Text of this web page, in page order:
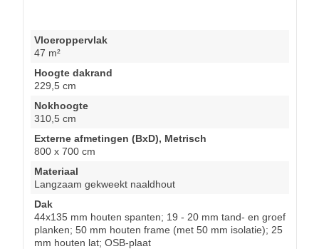
Vloeroppervlak
47 m²
Hoogte dakrand
229,5 cm
Nokhoogte
310,5 cm
Externe afmetingen (BxD), Metrisch
800 x 700 cm
Materiaal
Langzaam gekweekt naaldhout
Dak
44x135 mm houten spanten; 19 - 20 mm tand- en groef
planken; 50 mm houten frame (met 50 mm isolatie); 25
mm houten lat; OSB-plaat